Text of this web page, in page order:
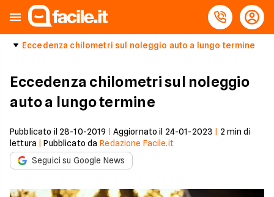
Eccedenza chilometri sul noleggio auto a lungo termine
Eccedenza chilometri sul noleggio
auto a lungo termine
Pubblicato il 28-10-2019 Aggiornato il 24-01-2023 2 min di
lettura |Pubblicato da Redazione Facile.it
Seguici su Google News